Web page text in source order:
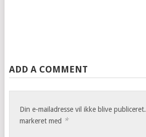
ADD A COMMENT
Din e-mailadresse vil ikke blive publiceret.
markeret med *